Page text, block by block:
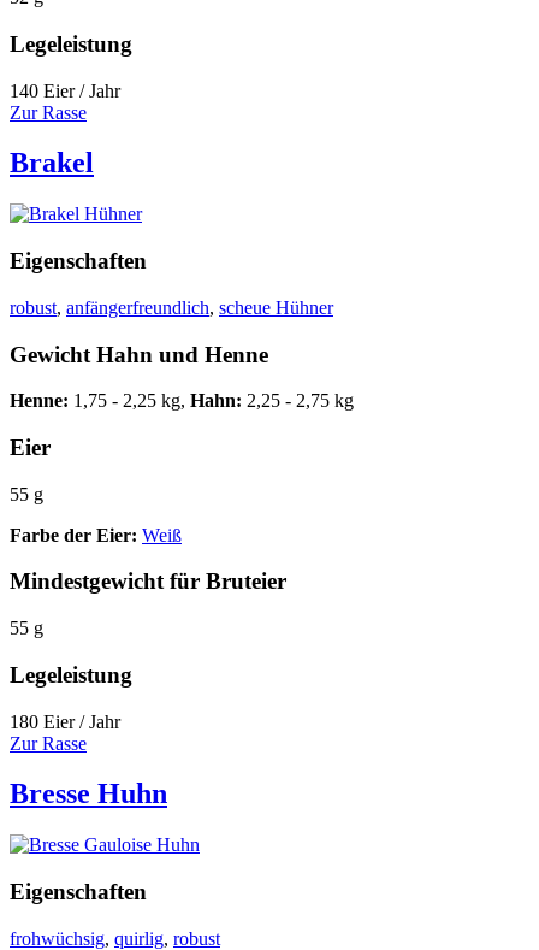
Legeleistung
140 Eier / Jahr
Zur Rasse
Brakel
Eigenschaften
robust, anfängerfreundlich, scheue Hühner
Gewicht Hahn und Henne
Henne: 1,75 - 2,25 kg, Hahn: 2,25 - 2,75 kg
Eier
55 g
Farbe der Eier: Weiß
Mindestgewicht für Bruteier
55 g
Legeleistung
180 Eier / Jahr
Zur Rasse
Bresse Huhn
Eigenschaften
frohwüchsig, quirlig, robust